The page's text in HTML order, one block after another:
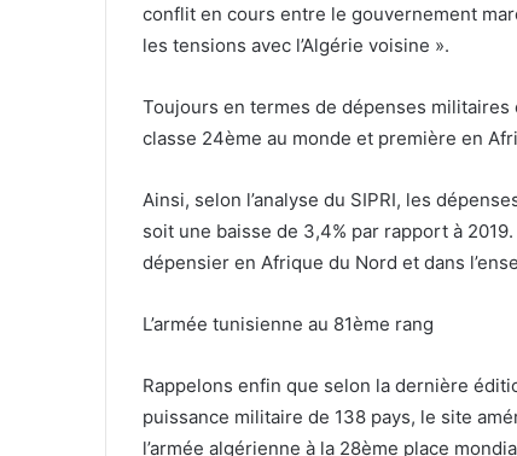
conflit en cours entre le gouvernement
les tensions avec l’Algérie voisine ».
Toujours en termes de dépenses militaires
classe 24ème au monde et première en
Ainsi, selon l’analyse du SIPRI, les
soit une baisse de 3,4% par rapport à
dépensier en Afrique du Nord et dans
L’armée tunisienne au 81ème rang
Rappelons enfin que selon la dernière
puissance militaire de 138 pays, le site
l’armée algérienne à la 28ème place